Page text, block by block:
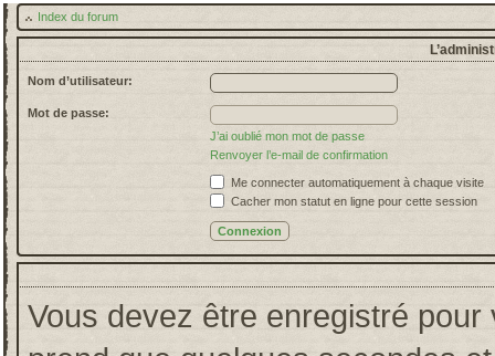
Index du forum
Nom d’utilisateur:
Mot de passe:
J’ai oublié mon mot de passe
Renvoyer l’e-mail de confirmation
Me connecter automatiquement à chaque visite
Cacher mon statut en ligne pour cette session
Vous devez être enregistré pour